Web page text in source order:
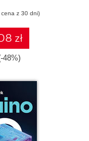
cena z 30 dni)
zł
48%)